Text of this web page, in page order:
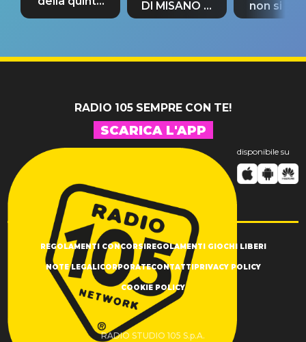
tappa
DI MISANO si
riconferma
non si
fino alla
RADIO 105 SEMPRE CON TE!
SCARICA L'APP
disponibile su
REGOLAMENTI CONCORSIREGOLAMENTI GIOCHI LIBERI
NOTE LEGALICORPORATECONTATTIPRIVACY POLICY
COOKIE POLICY
RADIO STUDIO 105 S.p.A.